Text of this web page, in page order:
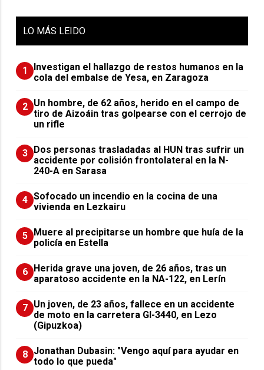
LO MÁS LEIDO
1
Investigan el hallazgo de restos humanos en la
cola del embalse de Yesa, en Zaragoza
2 Un hombre, de 62 años, herido en el campo de
tiro de Aizoáin tras golpearse con el cerrojo de
un rifle
3 ​Dos personas trasladadas al HUN tras sufrir un
accidente por colisión frontolateral en la N-
240-A en Sarasa
4 Sofocado un incendio en la cocina de una
vivienda en Lezkairu
5 Muere al precipitarse un hombre que huía de la
policía en Estella
6 Herida grave una joven, de 26 años, tras un
aparatoso accidente en la NA-122, en Lerín
7 Un joven, de 23 años, fallece en un accidente
de moto en la carretera GI-3440, en Lezo
(Gipuzkoa)
8 Jonathan Dubasin: "Vengo aquí para ayudar en
todo lo que pueda"